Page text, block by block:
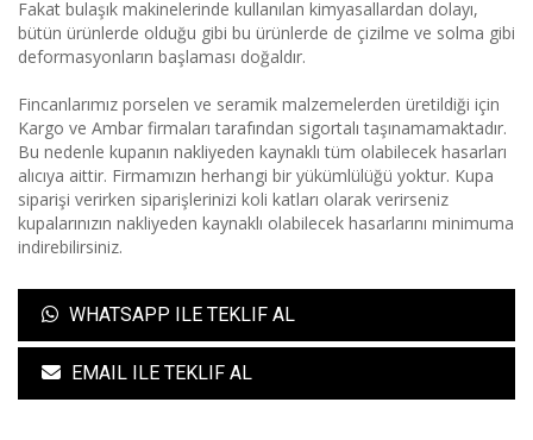
Fakat bulaşık makinelerinde kullanılan kimyasallardan dolayı,
bütün ürünlerde olduğu gibi bu ürünlerde de çizilme ve solma gibi
deformasyonların başlaması doğaldır.
Fincanlarımız porselen ve seramik malzemelerden üretildiği için
Kargo ve Ambar firmaları tarafından sigortalı taşınamamaktadır.
Bu nedenle kupanın nakliyeden kaynaklı tüm olabilecek hasarları
alıcıya aittir. Firmamızın herhangi bir yükümlülüğü yoktur. Kupa
siparişi verirken siparişlerinizi koli katları olarak verirseniz
kupalarınızın nakliyeden kaynaklı olabilecek hasarlarını minimuma
indirebilirsiniz.
WHATSAPP ILE TEKLIF AL
EMAIL ILE TEKLIF AL